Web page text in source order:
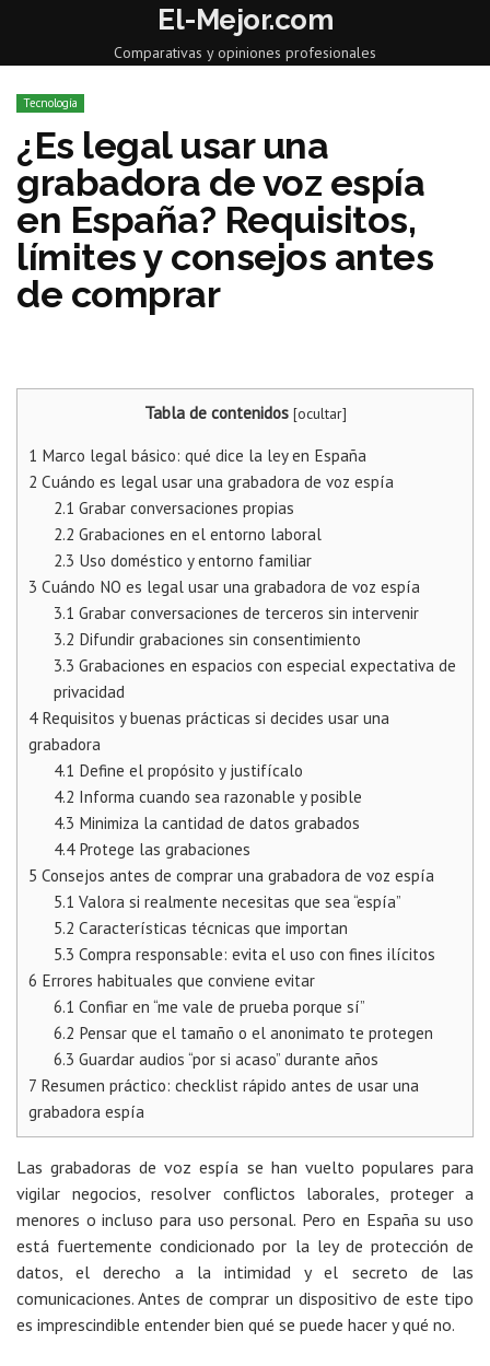
El-Mejor.com
Comparativas y opiniones profesionales
Tecnología
¿Es legal usar una
grabadora de voz espía
en España? Requisitos,
límites y consejos antes
de comprar
Tabla de contenidos [ocultar]
1 Marco legal básico: qué dice la ley en España
2 Cuándo es legal usar una grabadora de voz espía
2.1 Grabar conversaciones propias
2.2 Grabaciones en el entorno laboral
2.3 Uso doméstico y entorno familiar
3 Cuándo NO es legal usar una grabadora de voz espía
3.1 Grabar conversaciones de terceros sin intervenir
3.2 Difundir grabaciones sin consentimiento
3.3 Grabaciones en espacios con especial expectativa de
privacidad
4Requisitos y buenas prácticas si decides usar una
grabadora
4.1 Define el propósito y justifícalo
4.2 Informa cuando sea razonable y posible
4.3 Minimiza la cantidad de datos grabados
4.4Protege las grabaciones
5 Consejos antes de comprar una grabadora de voz espía
5.1 Valora si realmente necesitas que sea “espía”
5.2 Características técnicas que importan
5.3 Compra responsable: evita el uso con fines ilícitos
6 Errores habituales que conviene evitar
6.1 Confiar en “me vale de prueba porque sí”
6.2 Pensar que el tamaño o el anonimato te protegen
6.3 Guardar audios “por si acaso” durante años
7 Resumen práctico: checklist rápido antes de usar una
grabadora espía
Las grabadoras de voz espía se han vuelto populares para
vigilar negocios, resolver conflictos laborales, proteger a
menores o incluso para uso personal. Pero en España su uso
está fuertemente condicionado por la ley de protección de
datos, el derecho a la intimidad y el secreto de las
comunicaciones. Antes de comprar un dispositivo de este tipo
es imprescindible entender bien qué se puede hacer y qué no.